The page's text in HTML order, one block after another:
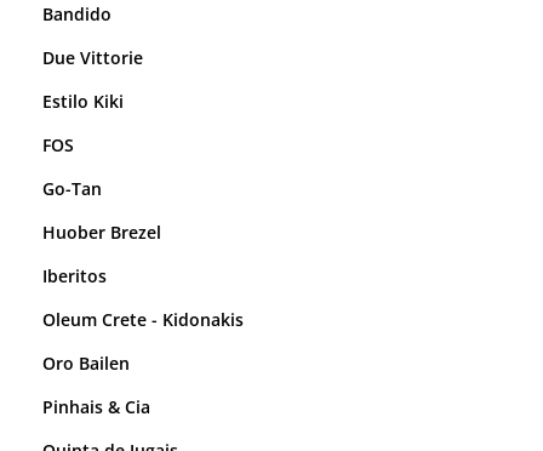
Bandido
Due Vittorie
Estilo Kiki
FOS
Go-Tan
Huober Brezel
Iberitos
Oleum Crete - Kidonakis
Oro Bailen
Pinhais & Cia